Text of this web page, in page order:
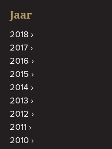
Jaar
2018
2017
2016
2015
2014
2013
2012
2011
2010